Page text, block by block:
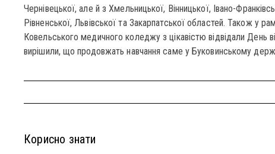
Чернівецької, але й з Хмельницької, Вінницької, Івано-
Рівненської, Львівської та Закарпатської областей. Також у
Ковельського медичного коледжу з цікавістю відвідали День
вирішили, що продовжать навчання саме у Буковинському
Корисно знати